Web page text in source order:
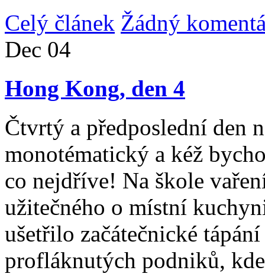
Celý článek Žádný
Dec 04
Hong Kong, den 4
Čtvrtý a předposlední den
monotématický a kéž
co nejdříve! Na škole
užitečného o místní
ušetřilo začátečnické
profláknutých podniků,